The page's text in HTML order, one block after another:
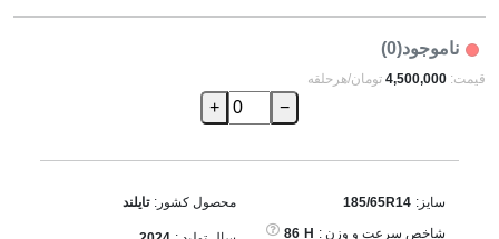
ناموجود(0)
قیمت: 4,500,000 تومان/هرحلقه
−
+
سایز: 185/65R14
شاخص سرعت و وزن : H
86
محصول کشور: تایلند